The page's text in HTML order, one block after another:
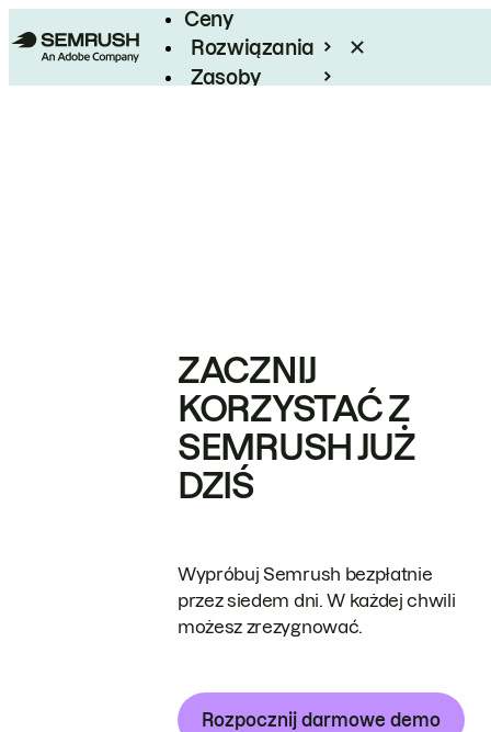
Ceny
Rozwiązania
Zasoby
ZACZNIJ
KORZYSTAĆ Z
SEMRUSH JUŻ
DZIŚ
Wypróbuj Semrush bezpłatnie
przez siedem dni. W każdej chwili
możesz zrezygnować.
Rozpocznij darmowe demo